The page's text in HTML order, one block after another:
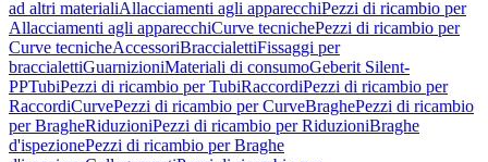
ad altri materialiAllacciamenti agli apparecchiPezzi di ricambio per
Allacciamenti agli apparecchiCurve tecnichePezzi di ricambio per
Curve tecnicheAccessoriBraccialettiFissaggi per
braccialettiGuarnizioniMateriali di consumoGeberit Silent-
PPTubiPezzi di ricambio per TubiRaccordiPezzi di ricambio per
RaccordiCurvePezzi di ricambio per CurveBraghePezzi di ricambio
per BragheRiduzioniPezzi di ricambio per RiduzioniBraghe
d'ispezionePezzi di ricambio per Braghe